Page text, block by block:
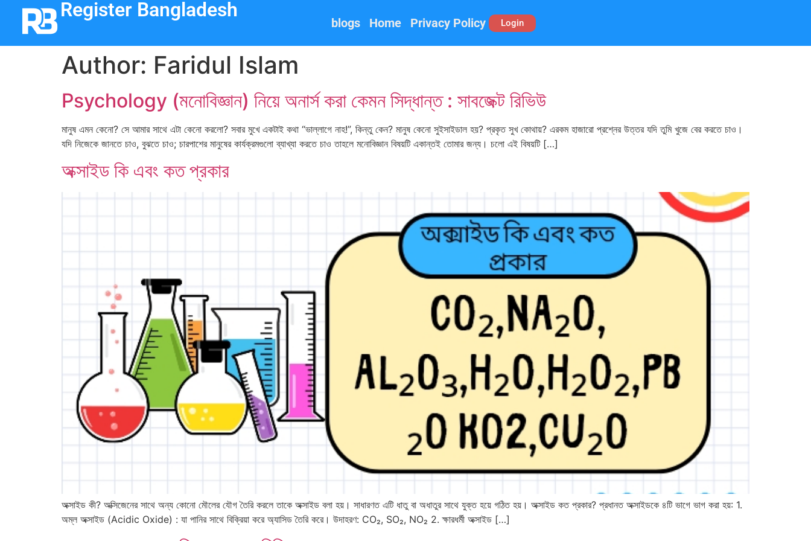
Register Bangladesh
blogs Home Privacy Policy Login
Author: Faridul Islam
Psychology (মনোবিজ্ঞান) নিয়ে অনার্স করা কেমন সিদ্ধান্ত : সাবজেক্ট রিভিউ
মানুষ এমন কেনো? সে আমার সাথে এটা কেনো করলো? সবার মুখে একটাই কথা “ভাল্লাগে নাহ!”, কিন্তু কেন? মানুষ কেনো সুইসাইডাল হয়? প্রকৃত সুখ কোথায়? এরকম হাজারো প্রশ্নের উত্তর যদি তুমি খুজে বের করতে চাও।
যদি নিজেকে জানতে চাও, বুঝতে চাও; চারপাশের মানুষের কার্যক্রমগুলো ব্যাখ্যা করতে চাও তাহলে মনোবিজ্ঞান বিষয়টি একান্তই তোমার জন্য। চলো এই বিষয়টি […]
অক্সাইড কি এবং কত প্রকার
অক্সাইড কী? অক্সিজেনের সাথে অন্য কোনো মৌলের যৌগ তৈরি করলে তাকে অক্সাইড বলা হয়। সাধারণত এটি ধাতু বা অধাতুর সাথে যুক্ত হয়ে গঠিত হয়। অক্সাইড কত প্রকার? প্রধানত অক্সাইডকে ৪টি ভাগে ভাগ করা হয়: 1.
অম্ল অক্সাইড (Acidic Oxide) : যা পানির সাথে বিক্রিয়া করে অ্যাসিড তৈরি করে। উদাহরণ: CO₂, SO₂, NO₂ 2. ক্ষারধর্মী অক্সাইড […]